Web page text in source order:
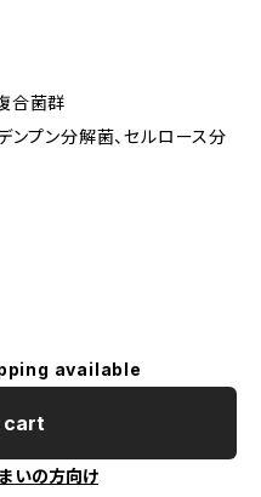
合菌群
ンプン分解菌、セルロース分
available
cart
いの方向け